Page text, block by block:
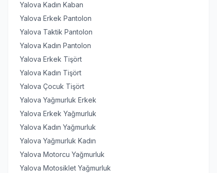
Yalova Kadın Kaban
Yalova Erkek Pantolon
Yalova Taktik Pantolon
Yalova Kadın Pantolon
Yalova Erkek Tişört
Yalova Kadın Tişört
Yalova Çocuk Tişört
Yalova Yağmurluk Erkek
Yalova Erkek Yağmurluk
Yalova Kadın Yağmurluk
Yalova Yağmurluk Kadın
Yalova Motorcu Yağmurluk
Yalova Motosiklet Yağmurluk